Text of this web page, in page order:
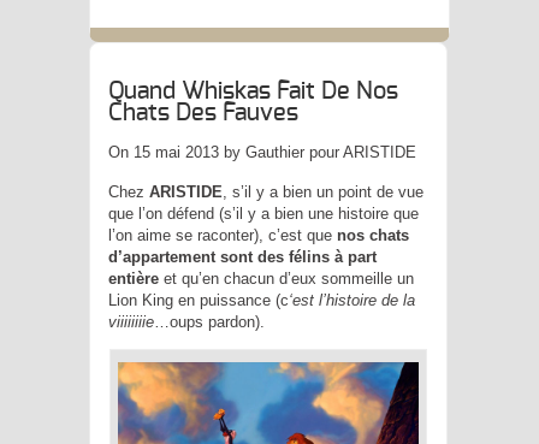
Quand Whiskas Fait De Nos
Chats Des Fauves
On 15 mai 2013 by Gauthier pour ARISTIDE
Chez ARISTIDE , s’il y a bien un point de vue
que l’on défend (s’il y a bien une histoire que
l’on aime se raconter), c’est que nos chats
d’appartement sont des félins à part
entière et qu’en chacun d’eux sommeille un
Lion King en puissance (c‘est l’histoire de la
viiiiiiiie …oups pardon).